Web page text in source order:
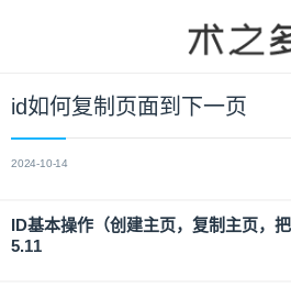
id如何复制页面到下一页
2024-10-14
ID基本操作（创建主页，复制主页，
5.11